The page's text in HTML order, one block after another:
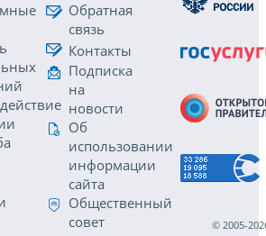
Обратная
связь
Контакты
Подписка
на
новости
Об
использовании
информации
сайта
Общественный
совет
© 2005-